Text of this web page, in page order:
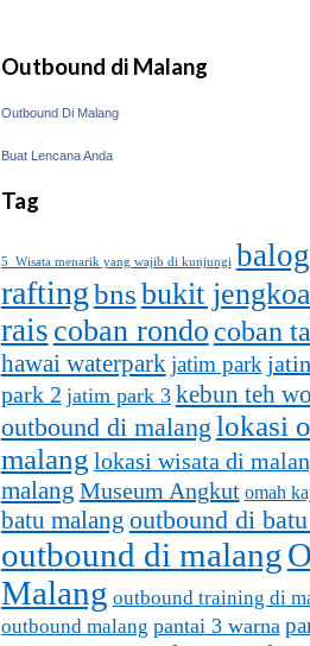
Outbound di Malang
Outbound Di Malang
Buat Lencana Anda
Tag
5 Wisata menarik yang wajib di kunjungi
raftingbnsbukit
rais coban rondo coban
hawai waterpark jatim park
park 2 jatim park 3 kebun teh
outbound di malang lokasi
malang lokasi wisata di
malang Museum Angkut omah
batu malang outbound di
outbound di malang
Malang outbound training di
outbound malang pantai 3 warna